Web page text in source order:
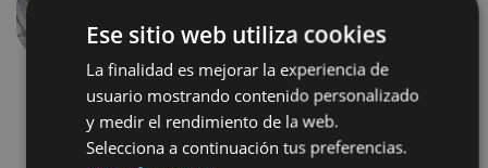
Previous
Ese sitio web utiliza cookies
La finalidad es mejorar la experiencia de
usuario mostrando contenido personalizado
y medir el rendimiento de la web.
Selecciona a continuación tus preferencias.